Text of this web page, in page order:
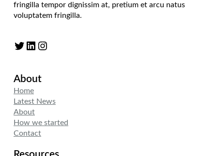
fringilla tempor dignissim at, pretium et arcu natus
voluptatem fringilla.
Twitter LinkedIn Instagram
About
Home
Latest News
About
How we started
Contact